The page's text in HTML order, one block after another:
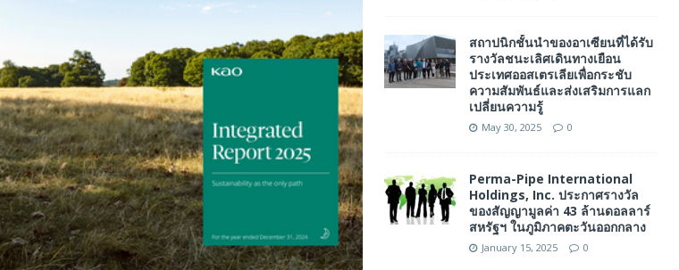
สถาปนิกชั้นนำของอาเซียนที่ได้รับ
รางวัลชนะเลิศเดินทางเยือน
ประเทศออสเตรเลียเพื่อกระชับ
ความสัมพันธ์และส่งเสริมการแลก
เปลี่ยนความรู้
May 30, 2025 0
Perma-Pipe International
Holdings, Inc. ประกาศรางวัล
ของสัญญามูลค่า 43 ล้านดอลลาร์
สหรัฐฯ ในภูมิภาคตะวันออกกลาง
January 15, 2025 0